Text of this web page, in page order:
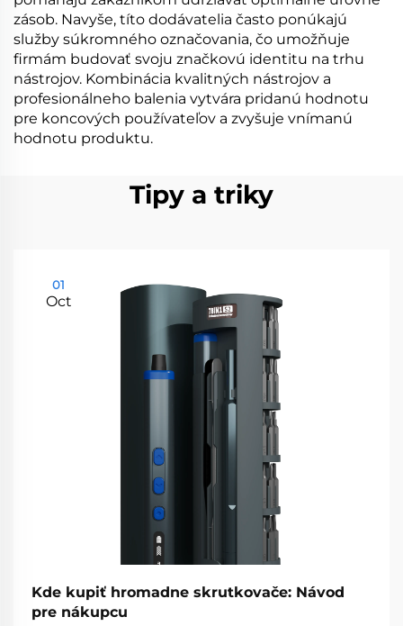
zásob. Navyše, títo dodávatelia často ponúkajú
služby súkromného označovania, čo umožňuje
firmám budovať svoju značkovú identitu na trhu
nástrojov. Kombinácia kvalitných nástrojov a
profesionálneho balenia vytvára pridanú hodnotu
pre koncových používateľov a zvyšuje vnímanú
hodnotu produktu.
Tipy a triky
01
Oct
Kde kupiť hromadne skrutkovače: Návod
pre nákupcu